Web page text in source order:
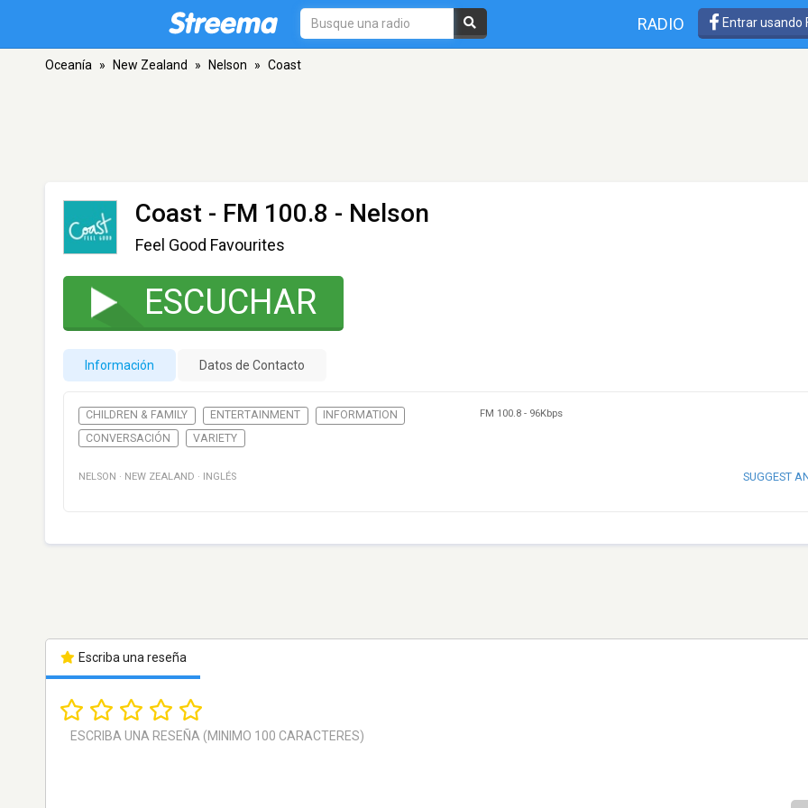
RADIO Entrar usando
Oceanía » New Zealand » Nelson » Coast
Coast - FM 100.8 - Nelson
Feel Good Favourites
ESCUCHAR
Información Datos de Contacto
CHILDREN & FAMILY ENTERTAINMENT
INFORMATION
CONVERSACIÓN
VARIETY
FM 100.8 - 96Kbps
NELSON · NEW ZEALAND · INGLÉS SUGGEST
Escriba una reseña